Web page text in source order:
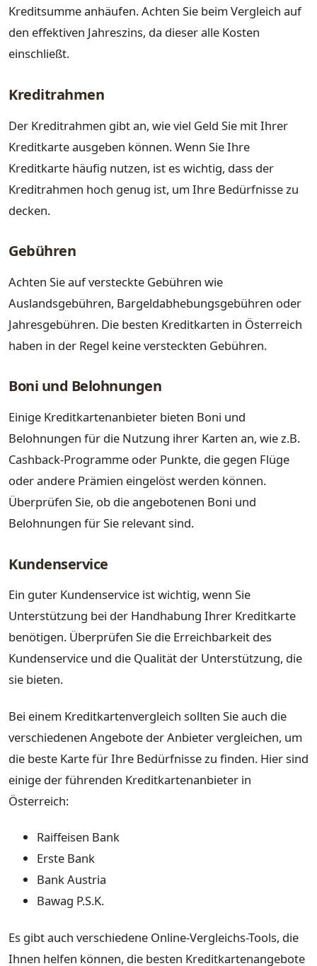
Kreditsumme anhäufen. Achten Sie beim Vergleich auf
den effektiven Jahreszins, da dieser alle Kosten
einschließt.
Kreditrahmen
Der Kreditrahmen gibt an, wie viel Geld Sie mit Ihrer
Kreditkarte ausgeben können. Wenn Sie Ihre
Kreditkarte häufig nutzen, ist es wichtig, dass der
Kreditrahmen hoch genug ist, um Ihre Bedürfnisse zu
decken.
Gebühren
Achten Sie auf versteckte Gebühren wie
Auslandsgebühren, Bargeldabhebungsgebühren oder
Jahresgebühren. Die besten Kreditkarten in Österreich
haben in der Regel keine versteckten Gebühren.
Boni und Belohnungen
Einige Kreditkartenanbieter bieten Boni und
Belohnungen für die Nutzung ihrer Karten an, wie z.B.
Cashback-Programme oder Punkte, die gegen Flüge
oder andere Prämien eingelöst werden können.
Überprüfen Sie, ob die angebotenen Boni und
Belohnungen für Sie relevant sind.
Kundenservice
Ein guter Kundenservice ist wichtig, wenn Sie
Unterstützung bei der Handhabung Ihrer Kreditkarte
benötigen. Überprüfen Sie die Erreichbarkeit des
Kundenservice und die Qualität der Unterstützung, die
sie bieten.
Bei einem Kreditkartenvergleich sollten Sie auch die
verschiedenen Angebote der Anbieter vergleichen, um
die beste Karte für Ihre Bedürfnisse zu finden. Hier sind
einige der führenden Kreditkartenanbieter in
Österreich:
Raiffeisen Bank
Erste Bank
Bank Austria
Bawag P.S.K.
Es gibt auch verschiedene Online-Vergleichs-Tools, die
Ihnen helfen können, die besten Kreditkartenangebote